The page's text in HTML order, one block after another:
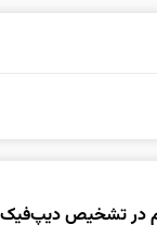
در تشخیص دیپ‌فیک